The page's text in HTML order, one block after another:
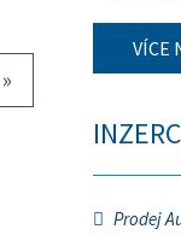
»
VÍCE
Prodej